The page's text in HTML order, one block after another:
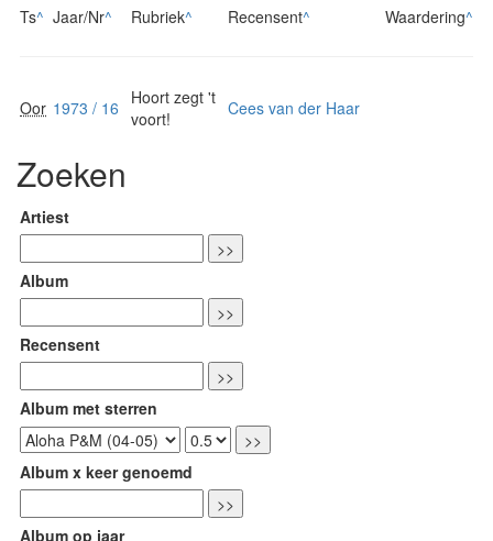
Ts^ Jaar/Nr^ Rubriek^ Recensent^ Waardering^
Oor 1973 / 16
Hoort zegt 't
voort!
Cees van der Haar
Zoeken
Artiest
Album
Recensent
Album met sterren
Album x keer genoemd
Album op jaar